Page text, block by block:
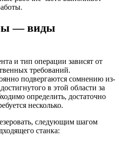
— виды
и тип операции зависят от
требований.
подвергаются сомнению из-
в этой области за
определить, достаточно
несколько.
следующим шагом
станка: